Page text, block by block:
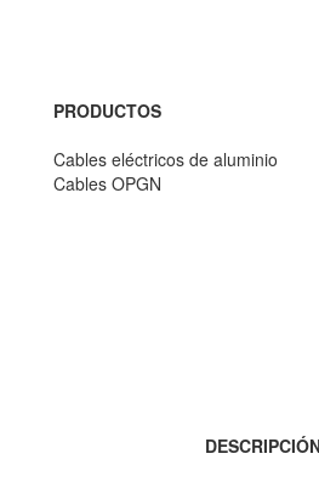
PRODUCTOS
Cables eléctricos de aluminio
Cables OPGN